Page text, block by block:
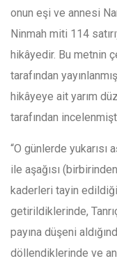
onun eşi ve annesi
Ninmah miti 114
hikâyedir. Bu metnin
tarafından
hikâyeye ait yarım
tarafından
“O günlerde yukarısı
ile aşağısı (birbirinden
kaderleri tayin
getirildiklerinde,
payına düşeni
döllendiklerinde ve